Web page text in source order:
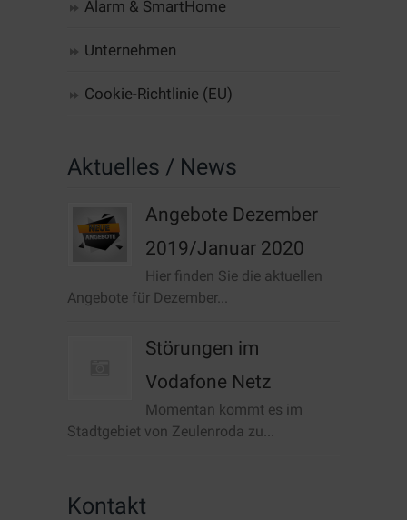
Alarm & SmartHome
Unternehmen
Cookie-Richtlinie (EU)
Aktuelles / News
Angebote Dezember
2019/Januar 2020
Hier finden Sie die aktuellen
Angebote für Dezember...
Störungen im
Vodafone Netz
Momentan kommt es im
Stadtgebiet von Zeulenroda zu...
Kontakt